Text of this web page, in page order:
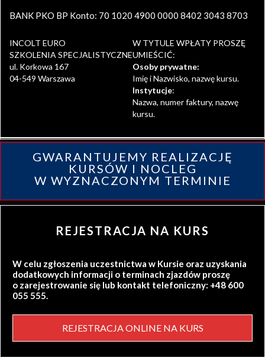
BANK PKO BP Konto: 70 1020 4900 0000 8402 3043 8703
INCOLT EURO
SZKOLENIA SPECJALISTYCZNE
ul. Korkowa 167
04-549 Warszawa
W TYTULE WPŁATY PROSZĘ
UMIEŚCIĆ:
Osoby prywatne:
Imię i Nazwisko, nazwę kursu.
Instytucje:
Nazwa, numer faktury, nazwę
kursu.
GWARANTUJEMY REALIZACJĘ
KURSÓW I NOCLEG
W WYZNACZONYM TERMINIE
REJESTRACJA NA KURS
W celu zgłoszenia uczestnictwa w Kursie oraz uzyskania
dodatkowych informacji o terminach zjazdów proszę
o zarejestrowanie się lub kontakt telefoniczny: +48 600
055 555.
REJESTRACJA ONLINE NA KURS